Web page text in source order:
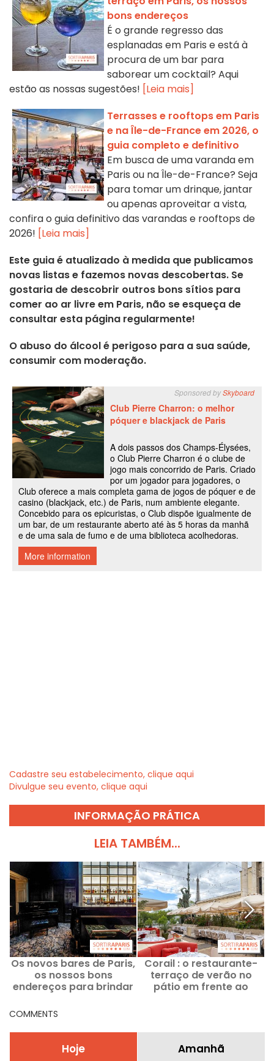
bons endereços
É o grande regresso das
esplanadas em Paris e está à
procura de um bar para
saborear um cocktail? Aqui
estão as nossas sugestões! [Leia mais]
Terrasses e rooftops em Paris
e na Île-de-France em 2026, o
guia completo e definitivo
Em busca de uma varanda em
Paris ou na Île-de-France? Seja
para tomar um drinque, jantar
ou apenas aproveitar a vista,
confira o guia definitivo das varandas e rooftops de
2026! [Leia mais]
Este guia é atualizado à medida que publicamos
novas listas e fazemos novas descobertas. Se
gostaria de descobrir outros bons sítios para
comer ao ar livre em Paris, não se esqueça de
consultar esta página regularmente!
O abuso do álcool é perigoso para a sua saúde,
consumir com moderação.
Cadastre seu estabelecimento, clique aqui
Divulgue seu evento, clique aqui
INFORMAÇÃO PRÁTICA
LEIA TAMBÉM...
Os novos bares de Paris,
os nossos bons
endereços para brindar
Corail : o restaurante-
terraço de verão no
pátio em frente ao
COMMENTS
Hoje Amanhã